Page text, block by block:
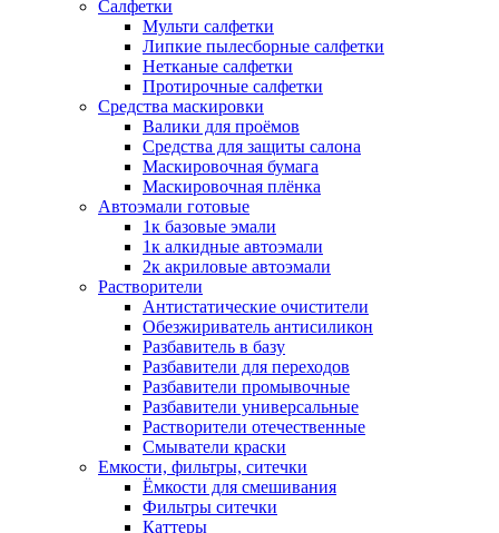
Салфетки
Мульти салфетки
Липкие пылесборные салфетки
Нетканые салфетки
Протирочные салфетки
Средства маскировки
Валики для проёмов
Средства для защиты салона
Маскировочная бумага
Маскировочная плёнка
Автоэмали готовые
1к базовые эмали
1к алкидные автоэмали
2к акриловые автоэмали
Растворители
Антистатические очистители
Обезжириватель антисиликон
Разбавитель в базу
Разбавители для переходов
Разбавители промывочные
Разбавители универсальные
Растворители отечественные
Смыватели краски
Емкости, фильтры, ситечки
Ёмкости для смешивания
Фильтры ситечки
Каттеры